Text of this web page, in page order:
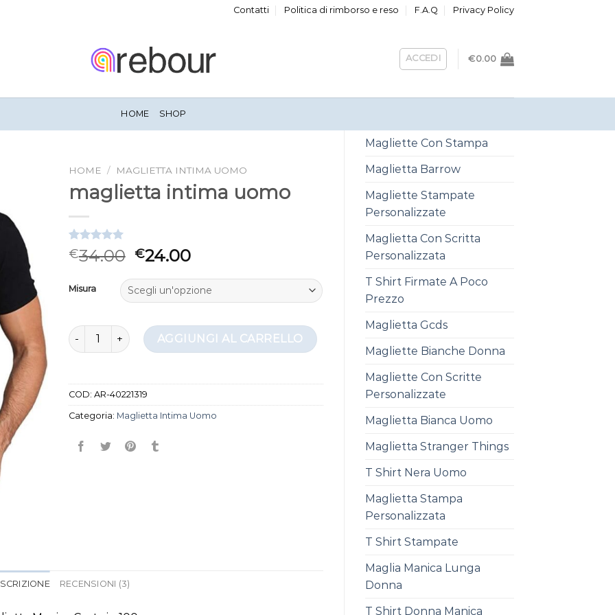
Contatti Politica di rimborso e reso F.A.Q Privacy Policy
ACCEDI €0.00
HOME SHOP
Magliette Con Stampa
Maglietta Barrow
Magliette Stampate
Personalizzate
Maglietta Con Scritta
Personalizzata
T Shirt Firmate A Poco
Prezzo
Maglietta Gcds
Magliette Bianche Donna
Magliette Con Scritte
Personalizzate
Maglietta Bianca Uomo
Maglietta Stranger Things
T Shirt Nera Uomo
Maglietta Stampa
Personalizzata
T Shirt Stampate
Maglia Manica Lunga
Donna
T Shirt Donna Manica
HOME / MAGLIETTA INTIMA UOMO
maglietta intima uomo
Valutato
5.00su 5
3
recensioni
€34.00 €24.00
Misura
maglietta intima uomo quantitàAGGIUNGI AL CARRELLO
COD: AR-40221319
Categoria: Maglietta Intima Uomo
RECENSIONI (3)